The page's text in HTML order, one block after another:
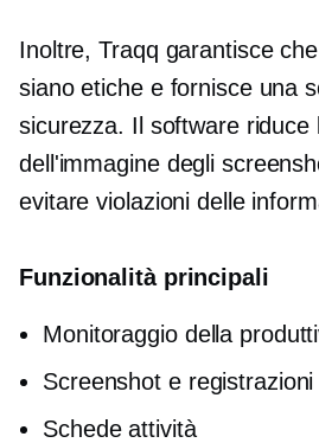
Inoltre, Traqq garantisce
siano etiche e fornisce una
sicurezza. Il software riduce
dell'immagine degli
evitare violazioni delle
Funzionalità principali
Monitoraggio della
Screenshot e
Schede attività